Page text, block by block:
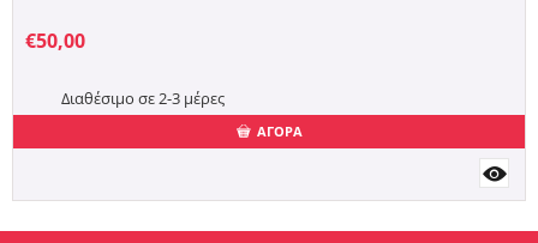
€50,00
Διαθέσιμο σε 2-3 μέρες
ΑΓΟΡΑ